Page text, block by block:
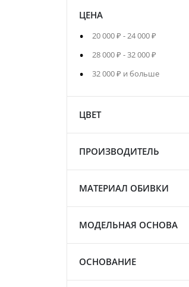
ЦЕНА
20 000 ₽ -24 000 ₽
28 000 ₽ -32 000 ₽
32 000 ₽ и больше
ЦВЕТ
ПРОИЗВОДИТЕЛЬ
МАТЕРИАЛ ОБИВКИ
МОДЕЛЬНАЯ ОСНОВА
ОСНОВАНИЕ